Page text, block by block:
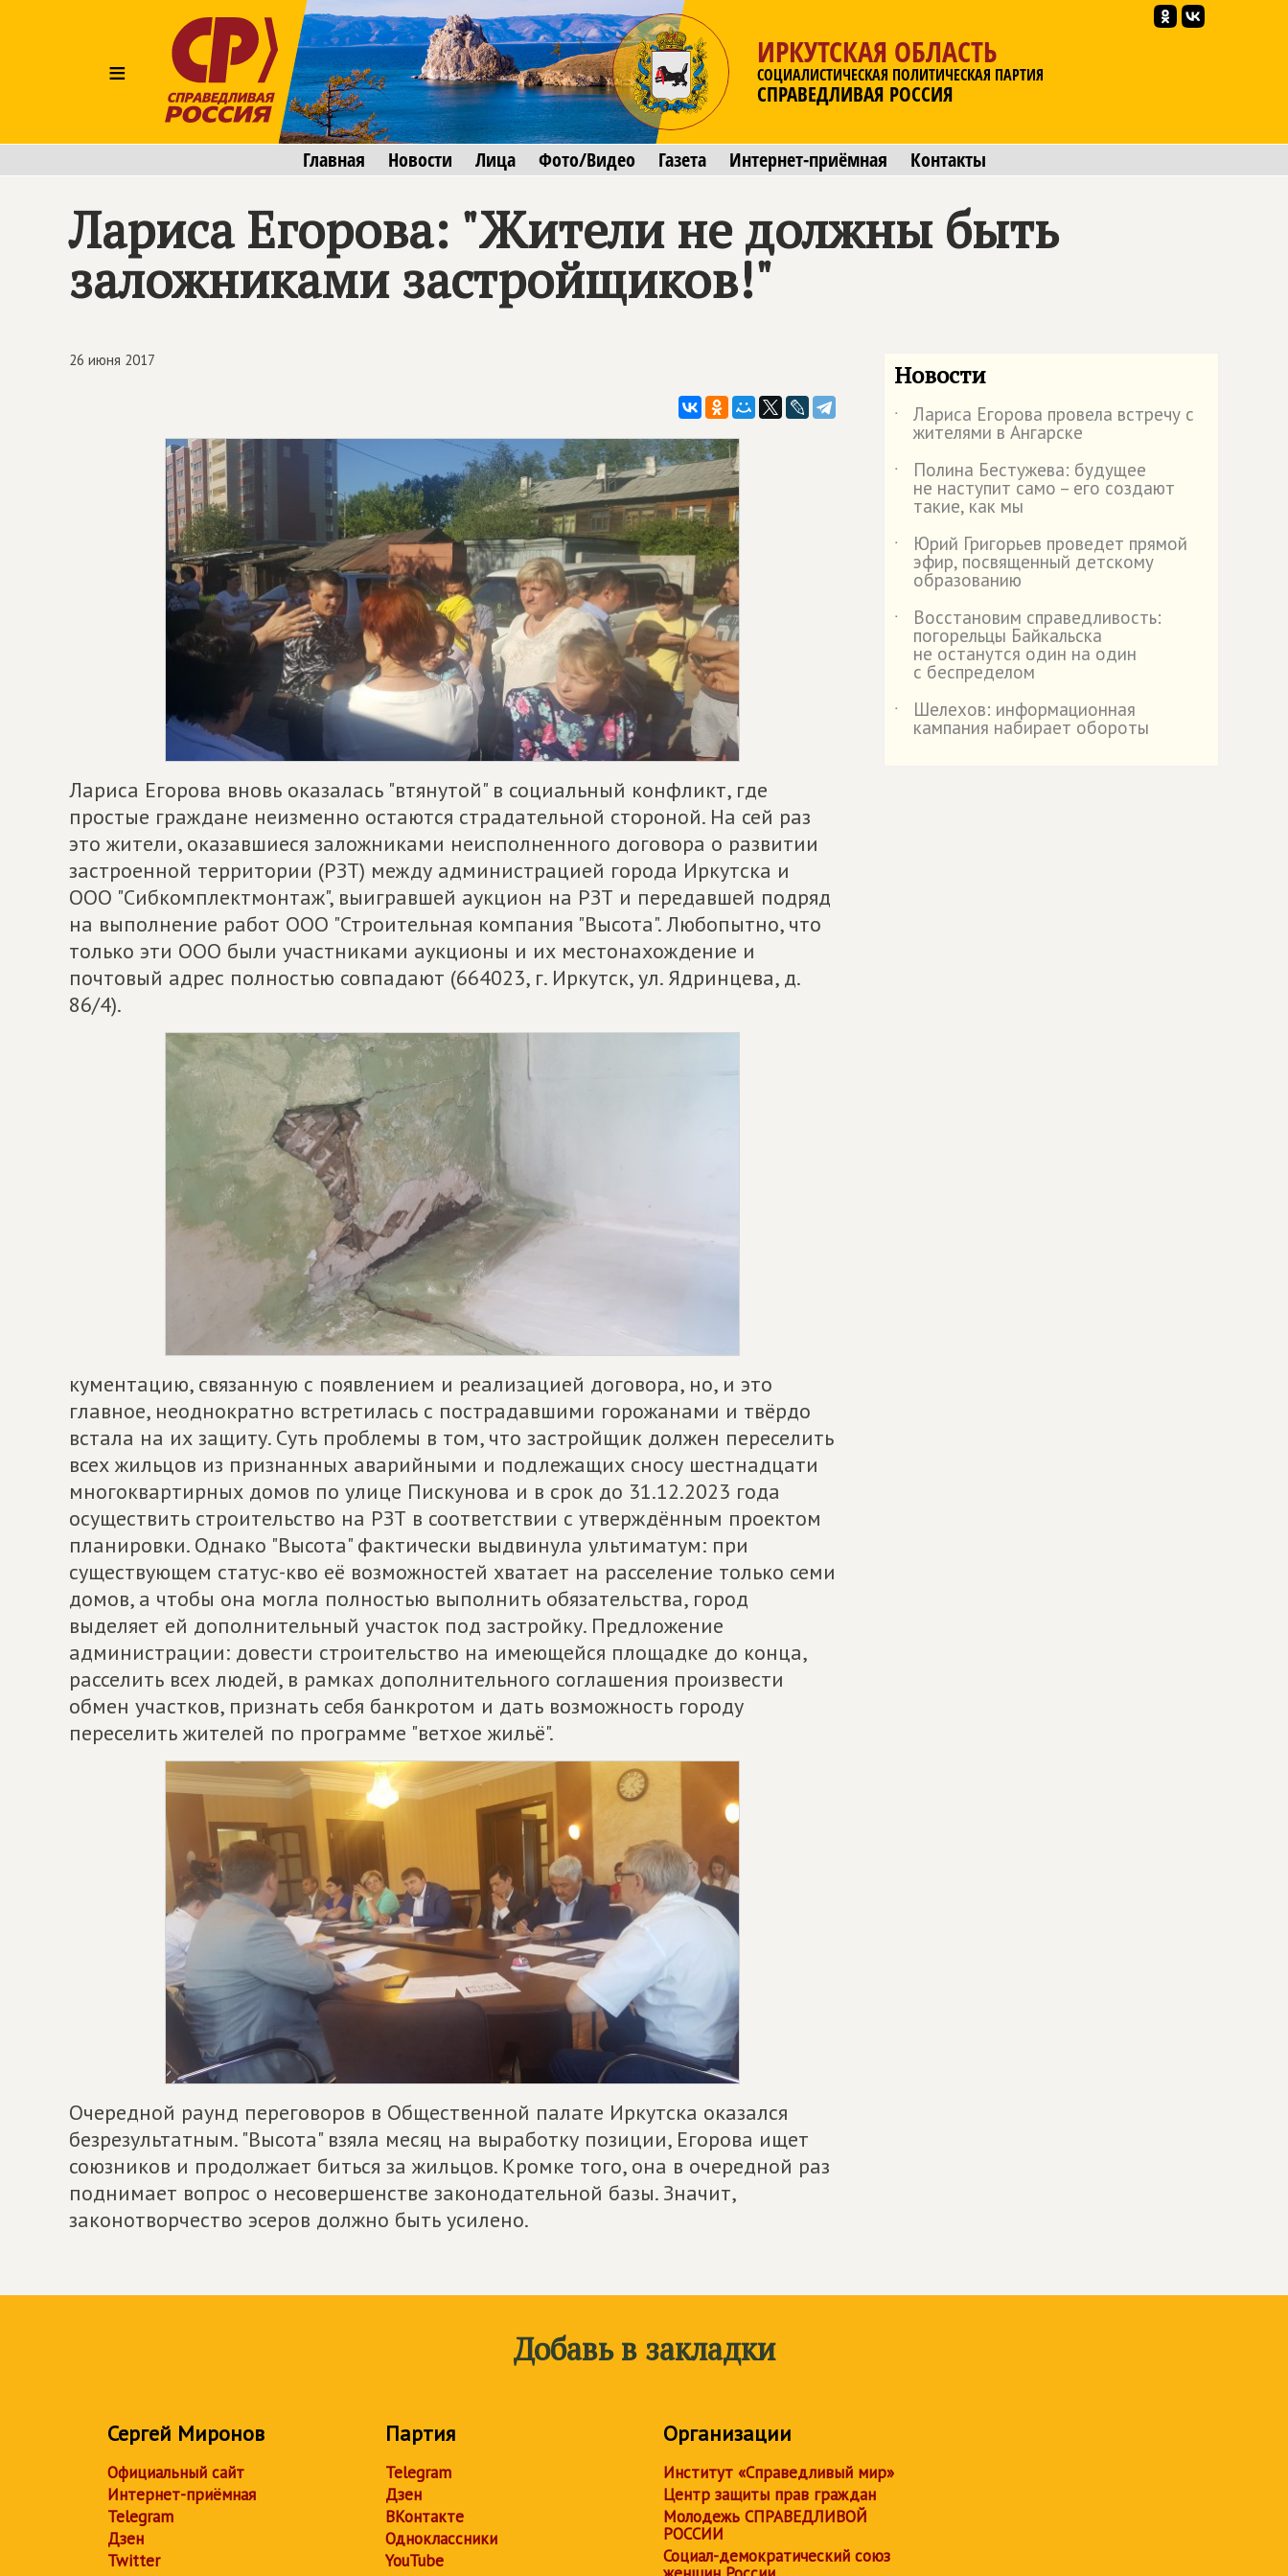
≡
ИРКУТСКАЯ ОБЛАСТЬ
СОЦИАЛИСТИЧЕСКАЯ ПОЛИТИЧЕСКАЯ ПАРТИЯ
СПРАВЕДЛИВАЯ РОССИЯ
Главная Новости Лица Фото/Видео Газета Интернет-приёмная Контакты
Лариса Егорова: "Жители не должны быть
заложниками застройщиков!"
26 июня 2017
Лариса Егорова вновь оказалась "втянутой" в социальный конфликт, где
простые граждане неизменно остаются страдательной стороной. На сей раз
это жители, оказавшиеся заложниками неисполненного договора о развитии
застроенной территории (РЗТ) между администрацией города Иркутска и
ООО "Сибкомплектмонтаж", выигравшей аукцион на РЗТ и передавшей подряд
на выполнение работ ООО "Строительная компания "Высота". Любопытно, что
только эти ООО были участниками аукционы и их местонахождение и
почтовый адрес полностью совпадают (664023, г. Иркутск, ул. Ядринцева, д.
86/4).
кументацию, связанную с появлением и реализацией договора, но, и это
главное, неоднократно встретилась с пострадавшими горожанами и твёрдо
встала на их защиту. Суть проблемы в том, что застройщик должен переселить
всех жильцов из признанных аварийными и подлежащих сносу шестнадцати
многоквартирных домов по улице Пискунова и в срок до 31.12.2023 года
осуществить строительство на РЗТ в соответствии с утверждённым проектом
планировки. Однако "Высота" фактически выдвинула ультиматум: при
существующем статус-кво её возможностей хватает на расселение только семи
домов, а чтобы она могла полностью выполнить обязательства, город
выделяет ей дополнительный участок под застройку. Предложение
администрации: довести строительство на имеющейся площадке до конца,
расселить всех людей, в рамках дополнительного соглашения произвести
обмен участков, признать себя банкротом и дать возможность городу
переселить жителей по программе "ветхое жильё".
Очередной раунд переговоров в Общественной палате Иркутска оказался
безрезультатным. "Высота" взяла месяц на выработку позиции, Егорова ищет
союзников и продолжает биться за жильцов. Кромке того, она в очередной раз
поднимает вопрос о несовершенстве законодательной базы. Значит,
законотворчество эсеров должно быть усилено.
Новости
˙ Лариса Егорова провела встречу с
жителями в Ангарске
˙
Полина Бестужева: будущее
не наступит само – его создают
такие, как мы
˙
Юрий Григорьев проведет прямой
эфир, посвященный детскому
образованию
˙
Восстановим справедливость:
погорельцы Байкальска
не останутся один на один
с беспределом
˙
Шелехов: информационная
кампания набирает обороты
Добавь в закладки
Сергей Миронов
Официальный сайт
Интернет-приёмная
Telegram
Дзен
Twitter
Партия
Telegram
Дзен
ВКонтакте
Одноклассники
YouTube
Организации
Институт «Справедливый мир»
Центр защиты прав граждан
Молодежь СПРАВЕДЛИВОЙ
РОССИИ
Социал-демократический союз